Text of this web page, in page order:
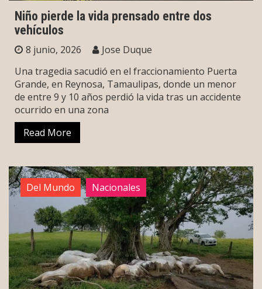
Niño pierde la vida prensado entre dos
vehículos
8 junio, 2026
Jose Duque
Una tragedia sacudió en el fraccionamiento Puerta
Grande, en Reynosa, Tamaulipas, donde un menor
de entre 9 y 10 años perdió la vida tras un accidente
ocurrido en una zona
Read More
Del Mundo Nacionales